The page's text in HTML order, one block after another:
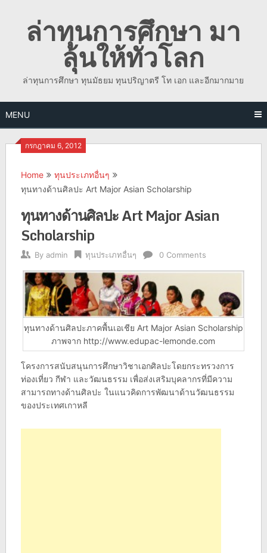
contentล่าทุนการศึกษา มา
ลุ้นให้ทั่วโลก
ล่าทุนการศึกษา ทุนมัธยม ทุนปริญาตรี โท เอก และอีกมากมาย
MENU
กรกฎาคม 6, 2012
Home
ทุนประเภทอื่นๆ
ทุนทางด้านศิลปะ Art Major Asian Scholarship
ทุนทางด้านศิลปะ Art Major Asian
Scholarship
By admin ทุนประเภทอื่นๆ 0 Comments
ทุนทางด้านศิลปะภาคพื้นเอเชีย Art Major Asian Scholarship
ภาพจาก http://www.edupac-lemonde.com
โครงการสนับสนุนการศึกษาวิชาเอกศิลปะโดยกระทรวงการ
ท่องเที่ยว กีฬา และวัฒนธรรม เพื่อส่งเสริมบุคลากรที่มีความ
สามารถทางด้านศิลปะ ในแนวคิดการพัฒนาด้านวัฒนธรรม
ของประเทศเกาหลี